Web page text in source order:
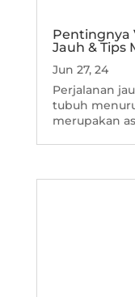
Pentingnya
Jauh & Tips
Jun 27, 24
Perjalanan
tubuh
merupakan